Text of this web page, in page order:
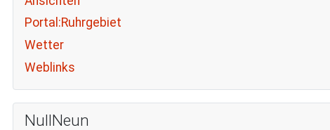
Portal:Ruhrgebiet
Wetter
Weblinks
NullNeun